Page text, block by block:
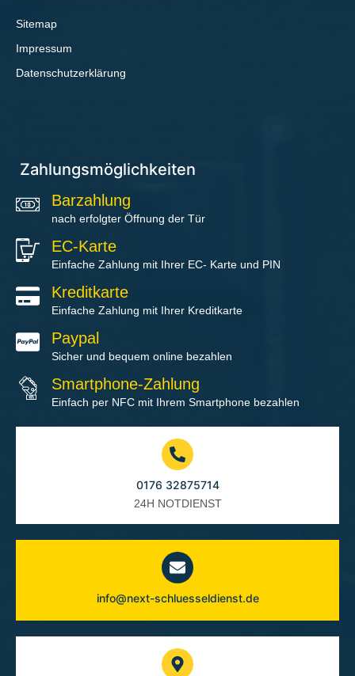
Sitemap
Impressum
Datenschutzerklärung
Zahlungsmöglichkeiten
Barzahlung
nach erfolgter Öffnung der Tür
EC-Karte
Einfache Zahlung mit Ihrer EC- Karte und PIN
Kreditkarte
Einfache Zahlung mit Ihrer Kreditkarte
Paypal
Sicher und bequem online bezahlen
Smartphone-Zahlung
Einfach per NFC mit Ihrem Smartphone bezahlen
0176 32875714
24H NOTDIENST
info@next-schluesseldienst.de